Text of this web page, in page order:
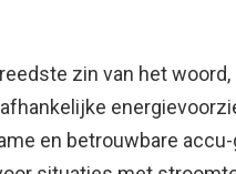
zin van het
en betrouwbare